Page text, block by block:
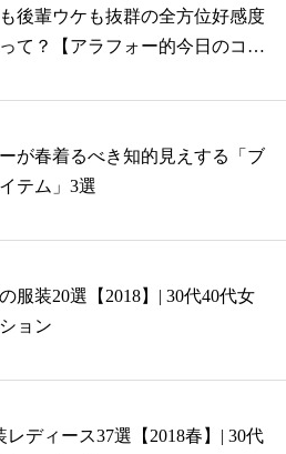
も後輩ウケも抜群の全方位好感度
て？【アラフォー的今日のコー
が春着るべき知的見えする「ブ
テム」3選
服装20選【2018】| 30代40代女
ョン
レディース37選【2018春】| 30代